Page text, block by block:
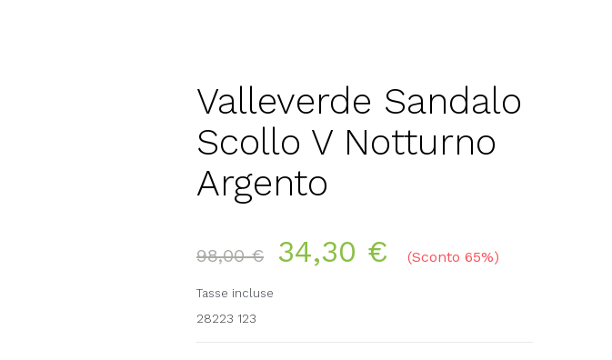
Valleverde Sandalo
Scollo V Notturno
Argento
98,00 € 34,30 € Sconto 65%
Tasse incluse
28223 123